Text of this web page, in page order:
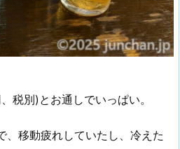
税別)とお通しでいっぱい。
、移動疲れしていたし、冷えた